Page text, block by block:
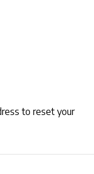
to reset your